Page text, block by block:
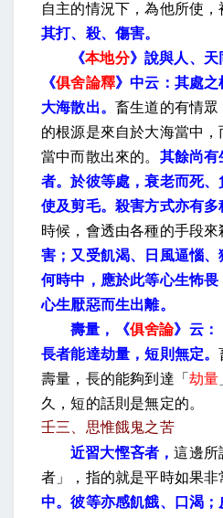
自主的情況下，為他所使
其打、殺、傷害。
《本地分》說與人、天
《俱舍論釋》中云：其處
大海散出。 畜生道的有情
的根源是來自於大海當中
當中而散出來的。 其餘尚有
者。於彼等處，衰老而死
使及剪毛。殺害方式亦有多
時候，會透由各種的手段來
害；又受飢渴、日風逼惱
何時中，應於此等心生怖畏
心生厭惡而生出離。
壽量，《俱舍論》云：
長者能達劫量，短則無定。
壽量，長的能夠到達「 劫量
久，短的話則是無定的。
壬三、思惟餓鬼之苦
近習大慳吝者，這邊所
者」，指的就是平時如果非
中。彼等亦感飢餓、口渴